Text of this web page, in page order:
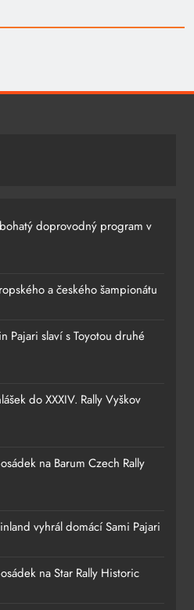
doprovodný program v
a českého šampionátu
Pajari slaví s Toyotou druhé
do XXXIV. Rally Vyškov
na Barum Czech Rally
vyhrál domácí Sami Pajari
na Star Rally Historic